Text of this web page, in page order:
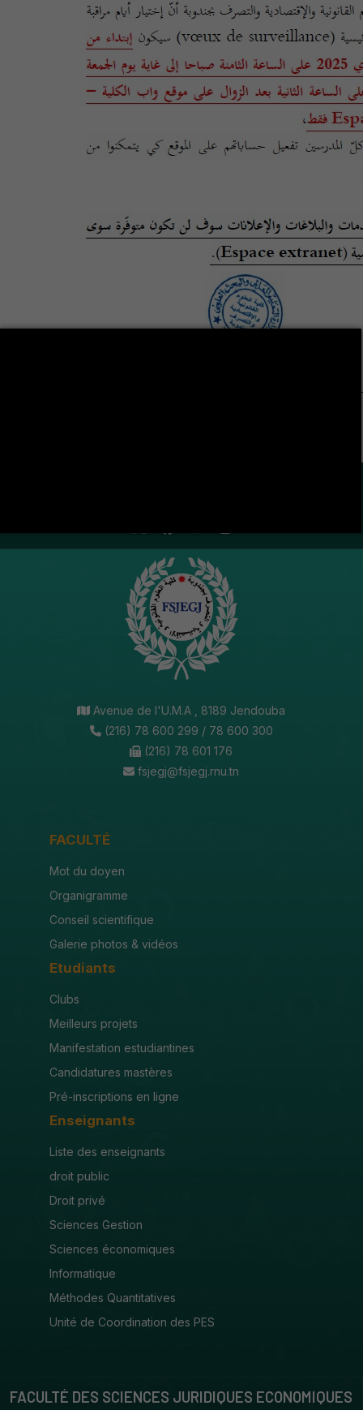
Avenue de l'U.M.A , 8189 Jendouba
(216) 78 600 299 / 78 600 300
(216) 78 601 176
fsjegj@fsjegj.rnu.tn
FACULTÉ
Mot du doyen
Organigramme
Conseil scientifique
Galerie photos & vidéos
Etudiants
Clubs
Meilleurs projets
Manifestation estudiantines
Candidatures mastères
Pré-inscriptions en ligne
Enseignants
Liste des enseignants
droit public
Droit privé
Sciences Gestion
Sciences économiques
Informatique
Méthodes Quantitatives
Unité de Coordination des PES
FACULTÉ DES SCIENCES JURIDIQUES ECONOMIQUES